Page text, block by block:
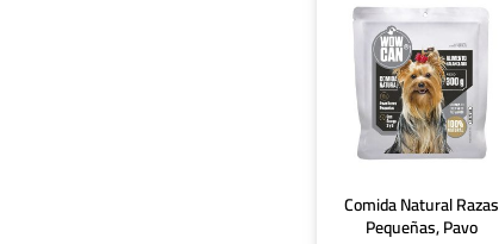
Comida Natural Razas
Pequeñas, Pavo